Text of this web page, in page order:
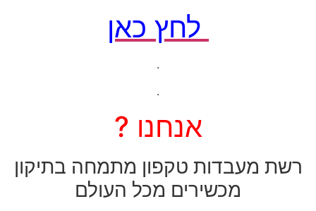
לחץ כאן
.
.
אנחנו ?
רשת מעבדות טקפון מתמחה בתיקון
מכשירים מכל העולם